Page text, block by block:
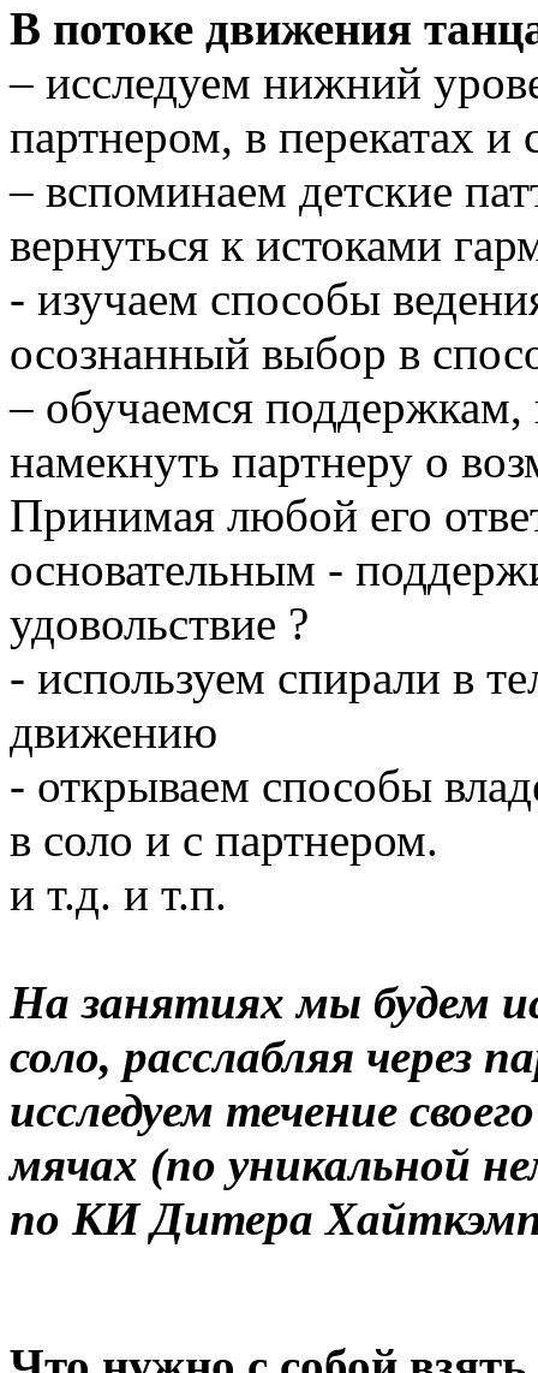
В потоке движения
– исследуем нижний
партнером, в перекатах и
– вспоминаем детские
вернуться к истоками
- изучаем способы
осознанный выбор в
– обучаемся поддержкам,
намекнуть партнеру о
Принимая любой его
основательным -
удовольствие ?
- используем спирали в
движению
- открываем способы
в соло и с партнером.
и т.д. и т.п.
На занятиях мы будем
соло, расслабляя через
исследуем течение
мячах (по уникальной
по КИ Дитера